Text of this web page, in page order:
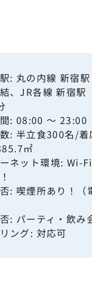
: 丸の内線 新宿
、JR各線 新宿駅
: 08:00 ～ 23:00
: 半立食300名/
㎡
ネット環境: Wi-
: 喫煙所あり！（
: パーティ・飲み
ング: 対応可